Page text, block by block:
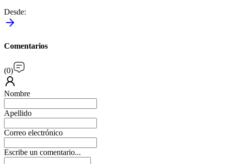
Desde:
Comentarios
(0)
Nombre
Apellido
Correo electrónico
Escribe un comentario...